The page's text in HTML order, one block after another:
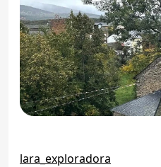
lara_exploradora